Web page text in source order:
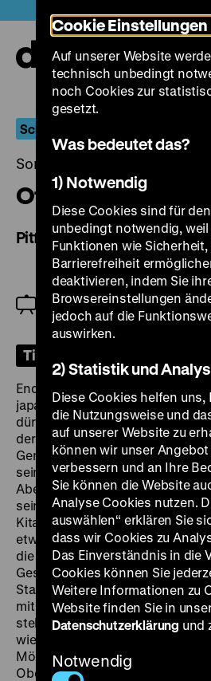
zum
Seiteninhalt
springen
Schlagende Wetter
Sonntag, 01. September
Otoshi-ana
Pitfall
Im Anschluss: Live-Podcast
kritische Film-Podcast
Barwenczik zum Thema
Tickets
Ende der 1950er Jahre widmeten
japanische Spielfilme dem
dürften vor allem sich
der Miike-Streik auf der Insel
Genau dort spielt Hiroshi
seine erste Kollaboration mit
Abe. Der Film folgt einem Mann,
seinem Sohn bei sengender
Kitakyūshū nach Arbeit sucht.
etwas nicht stimmt: Alle
die Gebäude vernagelt,
Gestalten huschen zwischen
Staub. Man begreift, wie sehr
mit bekannten Abbildungen der
stehen. Morde sind geschehen
wie vor, aber die Opfer leben
Mörder. Eine Geistergeschichte
Oberfläche von der
Cookie Einstellungen
Auf unserer Website
technisch unbedingt
noch Cookies zur
gesetzt.
Was bedeutet das?
1) Notwendig
Diese Cookies sind für
unbedingt notwendig,
Funktionen wie
Barrierefreiheit
deaktivieren, indem Sie
Browsereinstellungen
jedoch auf die
auswirken.
2) Statistik und
Diese Cookies helfen
die Nutzungsweise und
auf unserer Website zu
können wir unser
verbessern und an Ihre
Sie können die Website
Analyse Cookies nutzen.
auswählen“ erklären Sie
dass wir Cookies zu
Das Einverständnis in die
Cookies können Sie
Weitere Informationen zu
Website finden Sie in
Datenschutzerklärung und
Notwendig